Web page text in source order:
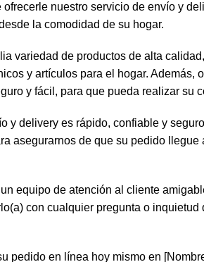
ofrecerle nuestro servicio de envío y
la comodidad de su hogar.
variedad de productos de alta
y artículos para el hogar. Además,
y fácil, para que pueda realizar su
y delivery es rápido, confiable y
asegurarnos de que su pedido llegue
equipo de atención al cliente
con cualquier pregunta o inquietud
pedido en línea hoy mismo en